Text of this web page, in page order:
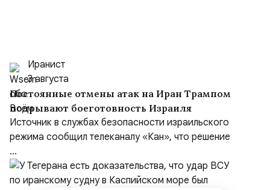
Иранист
3 августа
Постоянные отмены атак на Иран Трампом
подрывают боеготовность Израиля
Источник в службах безопасности израильского
режима сообщил телеканалу «Кан», что решение
...